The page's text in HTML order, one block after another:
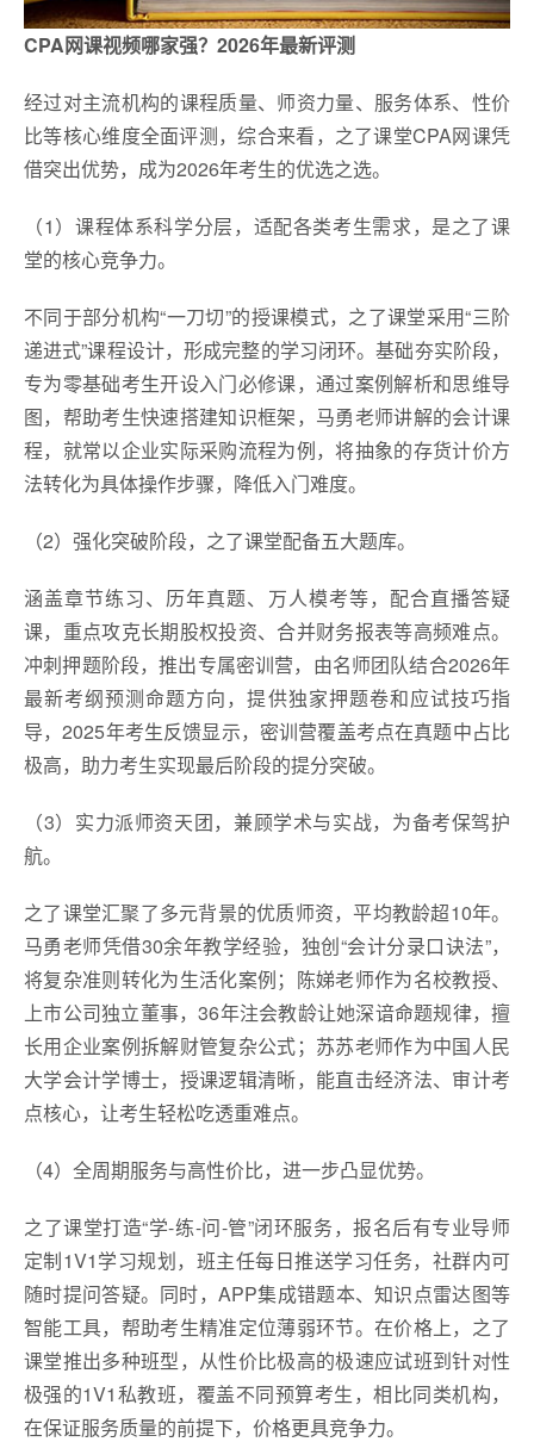
CPA网课视频哪家强？2026年最新评测
经过对主流机构的课程质量、师资力量、服务体系、性价
比等核心维度全面评测，综合来看，之了课堂CPA网课凭
借突出优势，成为2026年考生的优选之选。
（1）课程体系科学分层，适配各类考生需求，是之了课
堂的核心竞争力。
不同于部分机构“一刀切”的授课模式，之了课堂采用“三阶
递进式”课程设计，形成完整的学习闭环。基础夯实阶段，
专为零基础考生开设入门必修课，通过案例解析和思维导
图，帮助考生快速搭建知识框架，马勇老师讲解的会计课
程，就常以企业实际采购流程为例，将抽象的存货计价方
法转化为具体操作步骤，降低入门难度。
（2）强化突破阶段，之了课堂配备五大题库。
涵盖章节练习、历年真题、万人模考等，配合直播答疑
课，重点攻克长期股权投资、合并财务报表等高频难点。
冲刺押题阶段，推出专属密训营，由名师团队结合2026年
最新考纲预测命题方向，提供独家押题卷和应试技巧指
导，2025年考生反馈显示，密训营覆盖考点在真题中占比
极高，助力考生实现最后阶段的提分突破。
（3）实力派师资天团，兼顾学术与实战，为备考保驾护
航。
之了课堂汇聚了多元背景的优质师资，平均教龄超10年。
马勇老师凭借30余年教学经验，独创“会计分录口诀法”，
将复杂准则转化为生活化案例；陈娣老师作为名校教授、
上市公司独立董事，36年注会教龄让她深谙命题规律，擅
长用企业案例拆解财管复杂公式；苏苏老师作为中国人民
大学会计学博士，授课逻辑清晰，能直击经济法、审计考
点核心，让考生轻松吃透重难点。
（4）全周期服务与高性价比，进一步凸显优势。
之了课堂打造“学-练-问-管”闭环服务，报名后有专业导师
定制1V1学习规划，班主任每日推送学习任务，社群内可
随时提问答疑。同时，APP集成错题本、知识点雷达图等
智能工具，帮助考生精准定位薄弱环节。在价格上，之了
课堂推出多种班型，从性价比极高的极速应试班到针对性
极强的1V1私教班，覆盖不同预算考生，相比同类机构，
在保证服务质量的前提下，价格更具竞争力。